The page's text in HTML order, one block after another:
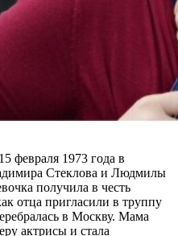
февраля 1973 года в
Стеклова и Людмилы
получила в честь
отца пригласили в труппу
в Москву. Мама
актрисы и стала